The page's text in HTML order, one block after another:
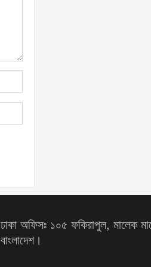
ঢাকা অফিসঃ ১০৫ ফকিরাপুল, মালেক
বাংলাদেশ।